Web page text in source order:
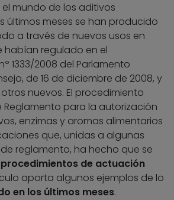
mundo de los aditivos
últimos meses se han producido
a través de nuevos usos en
habían regulado en el
1333/2008 del Parlamento
de 16 de diciembre de 2008, y
nuevos. El procedimiento
Reglamento para la autorización
enzimas y aromas alimentarios
que, unidas a algunas
reglamento, ha hecho que se
procedimientos de actuación
aporta algunos ejemplos de lo
en los últimos meses.